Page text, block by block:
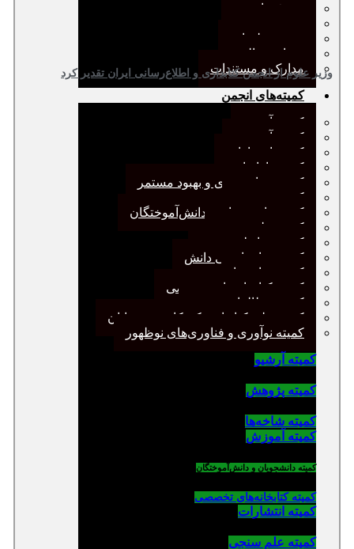
معرفی انجمن
صورت‌جلسات
همیاری مالی
مدارک و مستندات
کمیته‌های انجمن
کمیته آرشیو
کمیته آموزش
کمیته انتشارات
کمیته بازاریابی
کمیته برنامه‌ریزی و بهبود مستمر
کمیته پژوهش
کمیته دانشجویان و دانش‌آموختگان
کمیته علم سنجی
کمیته روابط عمومی
کمیته سازماندهی دانش
کمیته شاخه‌ها
کمیته کتابخانه‌های تخصصی
کمیته مطالعات صنفی
کمیته ملی کتابداری کودکان و نوجوانان
کمیته نوآوری و فناوری‌های نوظهور
کمیته آرشیو
کمیته پژوهش
کمیته شاخه‌ها
کمیته آموزش
کمیته دانشجویان و دانش‌آموختگان
کمیته کتابخانه‌های تخصصی
کمیته انتشارات
کمیته علم سنجی
وزیر علوم از انجمن کتابداری و اطلاع‌رسانی ایران تقدیر کرد